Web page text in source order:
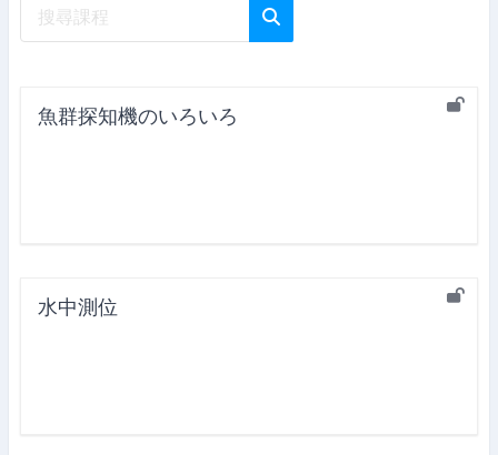
搜尋課程
魚群探知機のいろいろ
水中測位